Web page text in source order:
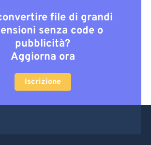
file di grandi
senza code o
pubblicità?
Aggiorna ora
Iscrizione